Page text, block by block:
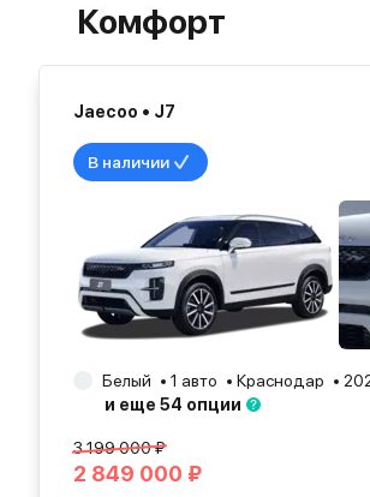
Комфорт
Jaecoo • J7
В наличии
Белый 1 авто Краснодар
и еще 54 опции
3 199 000 ₽
2 849 000 ₽